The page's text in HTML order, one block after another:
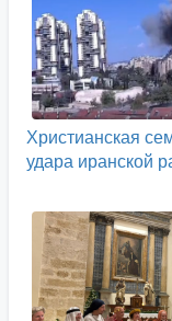
Христианская
удара иранской